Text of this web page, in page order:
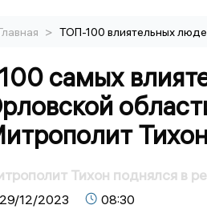
> ТОП-100 влиятельных
самых
Тихон поднялся в
29/12/2023 08:30